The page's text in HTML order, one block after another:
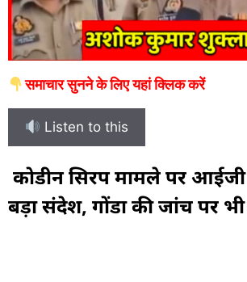
समाचार सुनने के लिए यहां क्लिक करें
Listen to this
कोडीन सिरप मामले पर आईजी
बड़ा संदेश, गोंडा की जांच पर भी